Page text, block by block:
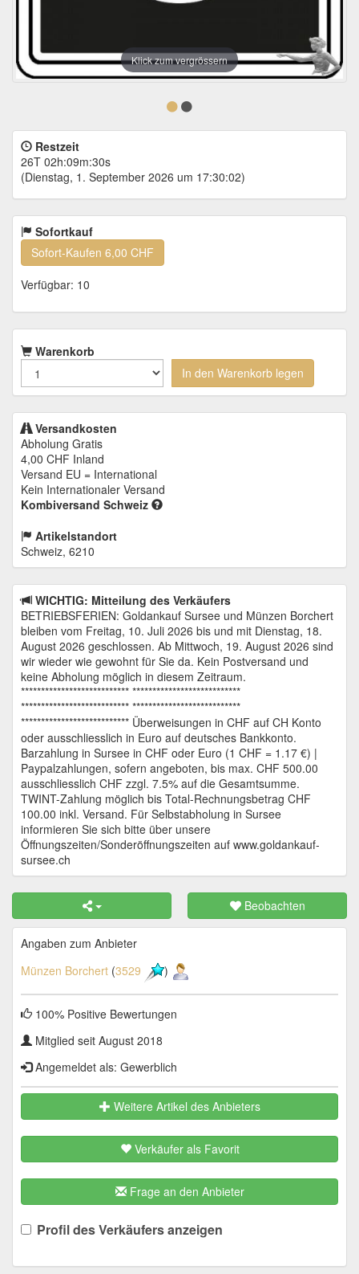
Klick zum vergrössern
Restzeit
26T 02h:09m:30s
(Dienstag, 1. September 2026 um 17:30:02)
Sofortkauf
Sofort-Kaufen 6,00 CHF
Verfügbar: 10
Warenkorb
In den Warenkorb legen
Versandkosten
Abholung Gratis
4,00 CHF Inland
Versand EU = International
Kein Internationaler Versand
Kombiversand Schweiz
Artikelstandort
Schweiz, 6210
WICHTIG: Mitteilung des Verkäufers
BETRIEBSFERIEN: Goldankauf Sursee und Münzen Borchert
bleiben vom Freitag, 10. Juli 2026 bis und mit Dienstag, 18.
August 2026 geschlossen. Ab Mittwoch, 19. August 2026 sind
wir wieder wie gewohnt für Sie da. Kein Postversand und
keine Abholung möglich in diesem Zeitraum.
*************************** ***************************
*************************** ***************************
*************************** Überweisungen in CHF auf CH Konto
oder ausschliesslich in Euro auf deutsches Bankkonto.
Barzahlung in Sursee in CHF oder Euro (1 CHF = 1.17 €) |
Paypalzahlungen, sofern angeboten, bis max. CHF 500.00
ausschliesslich CHF zzgl. 7.5% auf die Gesamtsumme.
TWINT-Zahlung möglich bis Total-Rechnungsbetrag CHF
100.00 inkl. Versand. Für Selbstabholung in Sursee
informieren Sie sich bitte über unsere
Öffnungszeiten/Sonderöffnungszeiten auf www.goldankauf-
sursee.ch
Beobachten
Angaben zum Anbieter
Münzen Borchert (3529 )
100% Positive Bewertungen
Mitglied seit August 2018
Angemeldet als: Gewerblich
Weitere Artikel des Anbieters
Verkäufer als Favorit
Frage an den Anbieter
Profil des Verkäufers anzeigen